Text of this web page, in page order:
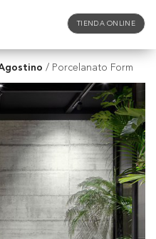
TIENDA ONLINE
/ Porcelanato Form